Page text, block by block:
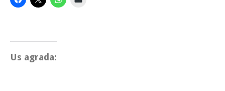
Us agrada: